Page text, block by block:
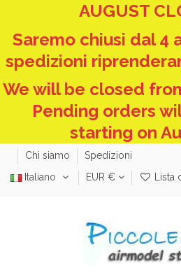
AUGUST
Saremo chiusi dal 4
spedizioni
We will be closed
Pending orders
starting on
Chi siamo
Spedizioni
Italiano
EUR € Lista